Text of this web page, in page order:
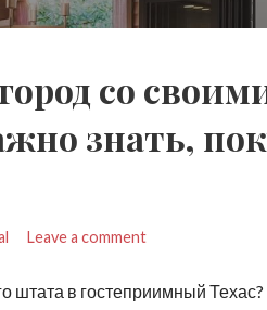
со
знать,
Leave a comment
штата в гостеприимный